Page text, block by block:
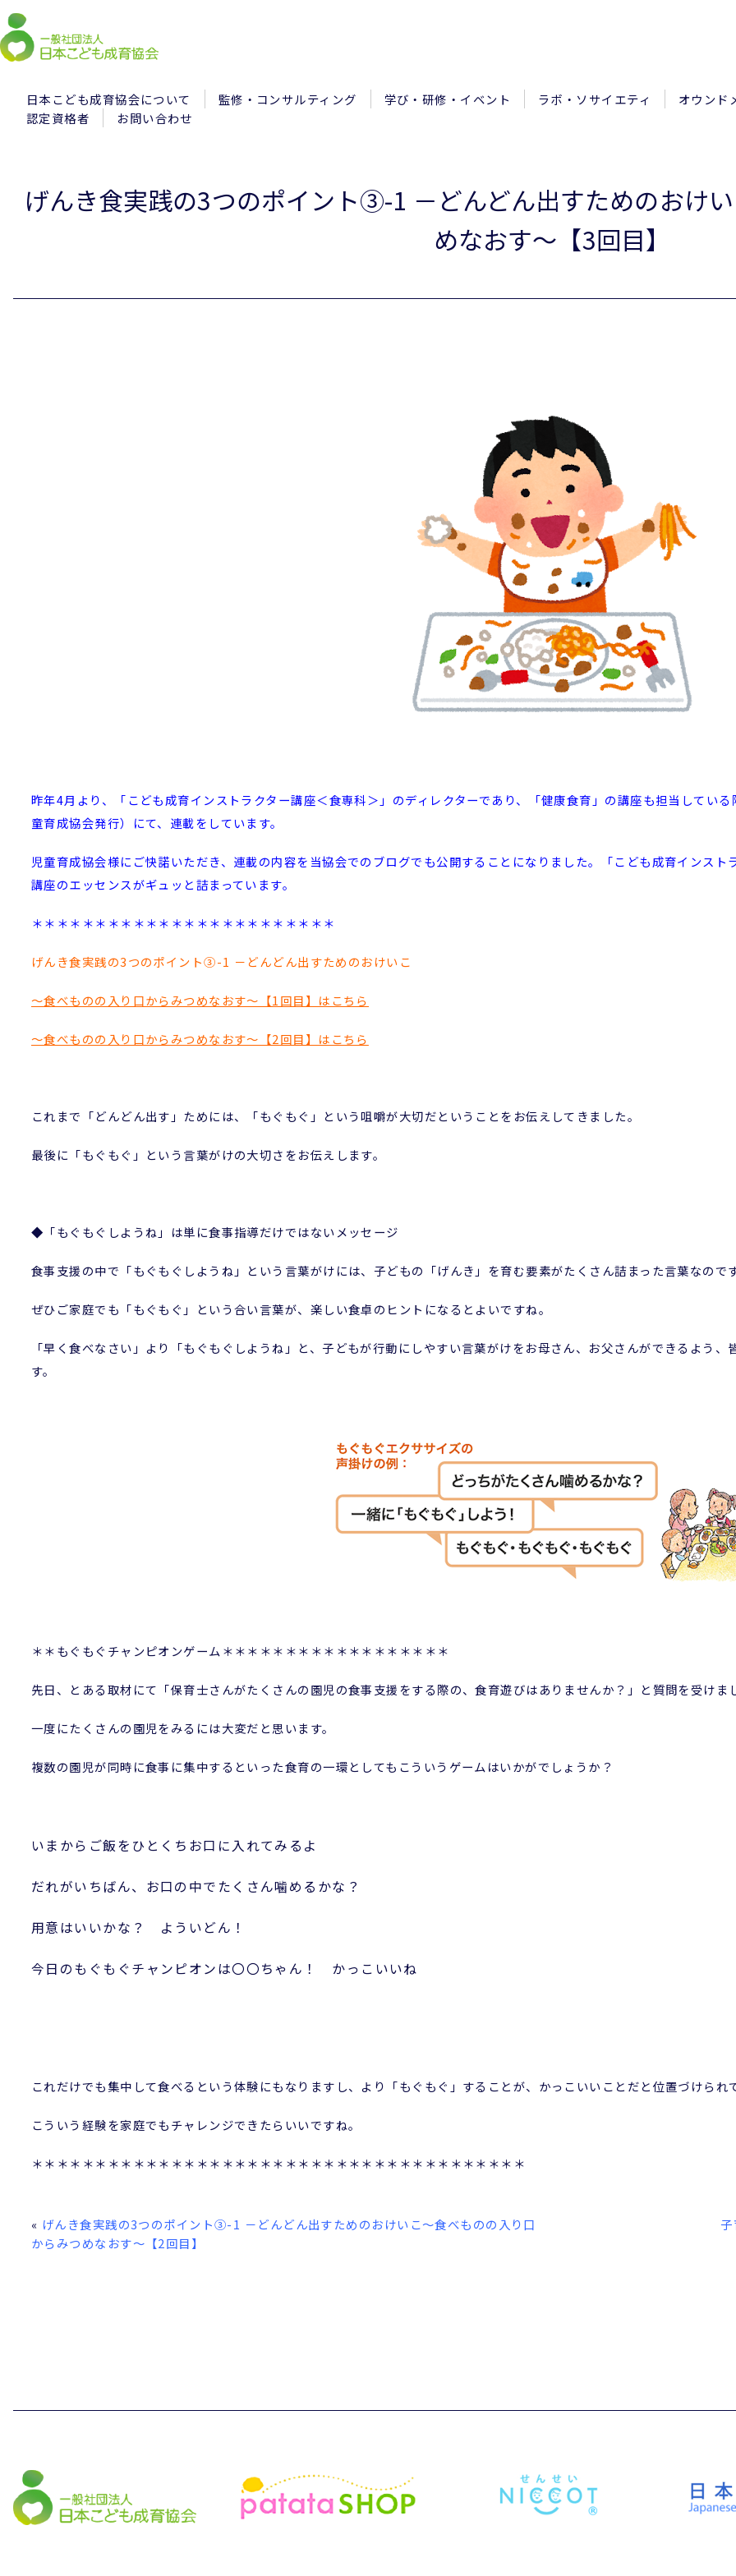
日本こども成育協会について 監修・コンサルティング 学び・研修・イベント ラボ・ソサイエティ
オウンド
認定資格者
お問い合わせ
げんき食実践の3つのポイント③-1 －どんどん出すためのおけ
めなおす～【3回目】
昨年4月より、「こども成育インストラクター講座＜食専科＞」のディレクターであり、「健康食育」の講座も担当してい
童育成協会発行）にて、連載をしています。
児童育成協会様にご快諾いただき、連載の内容を当協会でのブログでも公開することになりました。「こども成育インス
講座のエッセンスがギュッと詰まっています。
＊＊＊＊＊＊＊＊＊＊＊＊＊＊＊＊＊＊＊＊＊＊＊＊
げんき食実践の3つのポイント③-1 －どんどん出すためのおけいこ
～食べものの入り口からみつめなおす～【1回目】はこちら
～食べものの入り口からみつめなおす～【2回目】はこちら
これまで「どんどん出す」ためには、「もぐもぐ」という咀嚼が大切だということをお伝えしてきました。
最後に「もぐもぐ」という言葉がけの大切さをお伝えします。
◆「もぐもぐしようね」は単に食事指導だけではないメッセージ
食事支援の中で「もぐもぐしようね」という言葉がけには、子どもの「げんき」を育む要素がたくさん詰まった言葉なので
ぜひご家庭でも「もぐもぐ」という合い言葉が、楽しい食卓のヒントになるとよいですね。
「早く食べなさい」より「もぐもぐしようね」と、子どもが行動にしやすい言葉がけをお母さん、お父さんができるよう
す。
＊＊もぐもぐチャンピオンゲーム＊＊＊＊＊＊＊＊＊＊＊＊＊＊＊＊＊＊
先日、とある取材にて「保育士さんがたくさんの園児の食事支援をする際の、食育遊びはありませんか？」と質問を受けま
一度にたくさんの園児をみるには大変だと思います。
複数の園児が同時に食事に集中するといった食育の一環としてもこういうゲームはいかがでしょうか？
いまからご飯をひとくちお口に入れてみるよ
だれがいちばん、お口の中でたくさん噛めるかな？
用意はいいかな？ よういどん！
今日のもぐもぐチャンピオンは〇〇ちゃん！ かっこいいね
これだけでも集中して食べるという体験にもなりますし、より「もぐもぐ」することが、かっこいいことだと位置づけられ
こういう経験を家庭でもチャレンジできたらいいですね。
＊＊＊＊＊＊＊＊＊＊＊＊＊＊＊＊＊＊＊＊＊＊＊＊＊＊＊＊＊＊＊＊＊＊＊＊＊＊＊
« げんき食実践の3つのポイント③-1 －どんどん出すためのおけいこ～食べものの入り口
からみつめなおす～【2回目】